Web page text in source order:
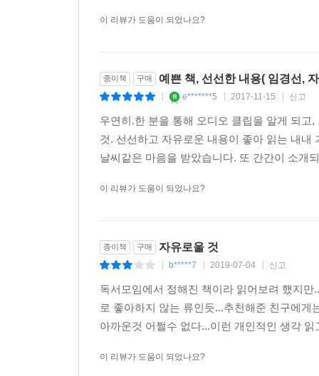
이 리뷰가 도움이 되었나요?
종이책 구매 예쁜 책, 선선한 내용( 임경선,
e*******5 2017-11-15 신고
우연히.한 분을 통해 오디오 클립을 알게 되
것. 선선하고 자유로운 내용이 좋아 읽는 내
날씨같은 마음을 받았습니다. 또 간간이 소개
이 리뷰가 도움이 되었나요?
종이책 구매 자유로울 것
b*****7 2019-07-04 신고
독서모임에서 정해진 책이라 읽어보려 했지
로 좋아하지 않는 류인듯...추천해준 친구에
아까운것 어쩔수 없다...이런 개인적인 생각
이 리뷰가 도움이 되었나요?